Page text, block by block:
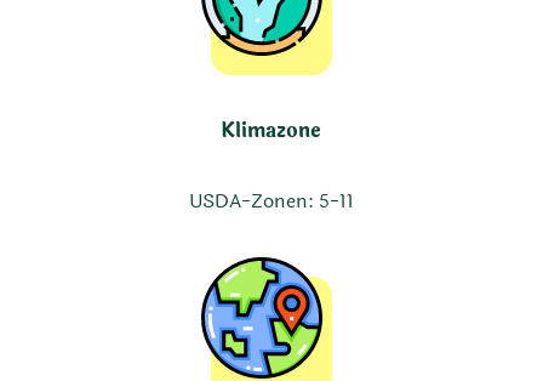
Klimazone
USDA-Zonen: 5-11